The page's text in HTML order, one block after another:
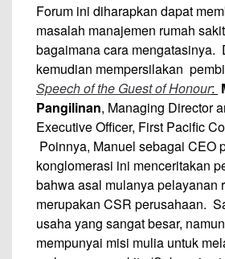
Forum ini diharapkan dapat
masalah manajemen rumah
bagaimana cara mengatasinya.
kemudian mempersilakan
Speech of the Guest of Honour:
Pangilinan, Managing Director
Executive Officer, First Pacific
Poinnya, Manuel sebagai CEO
konglomerasi ini menceritakan
bahwa asal mulanya pelayanan
merupakan CSR perusahaan.
usaha yang sangat besar,
mempunyai misi mulia untuk